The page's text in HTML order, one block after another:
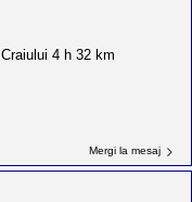
4 h 32 km
Mergi la mesaj